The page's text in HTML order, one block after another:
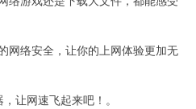
络安全，让你的上网体验更加无
网速飞起来吧！。